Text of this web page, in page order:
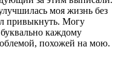
моя жизнь без
привыкнуть. Могу
каждому
похожей на мою.